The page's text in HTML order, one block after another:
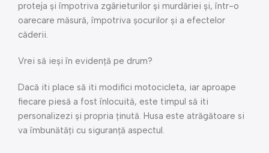
proteja și împotriva zgârieturilor și murdăriei și, într-o
oarecare măsură, împotriva șocurilor și a efectelor
căderii.
Vrei să ieși în evidență pe drum?
Dacă iti place să iti modifici motocicleta, iar aproape
fiecare piesă a fost înlocuită, este timpul să iti
personalizezi și propria ținută. Husa este atrăgătoare si
va îmbunătăți cu siguranță aspectul.